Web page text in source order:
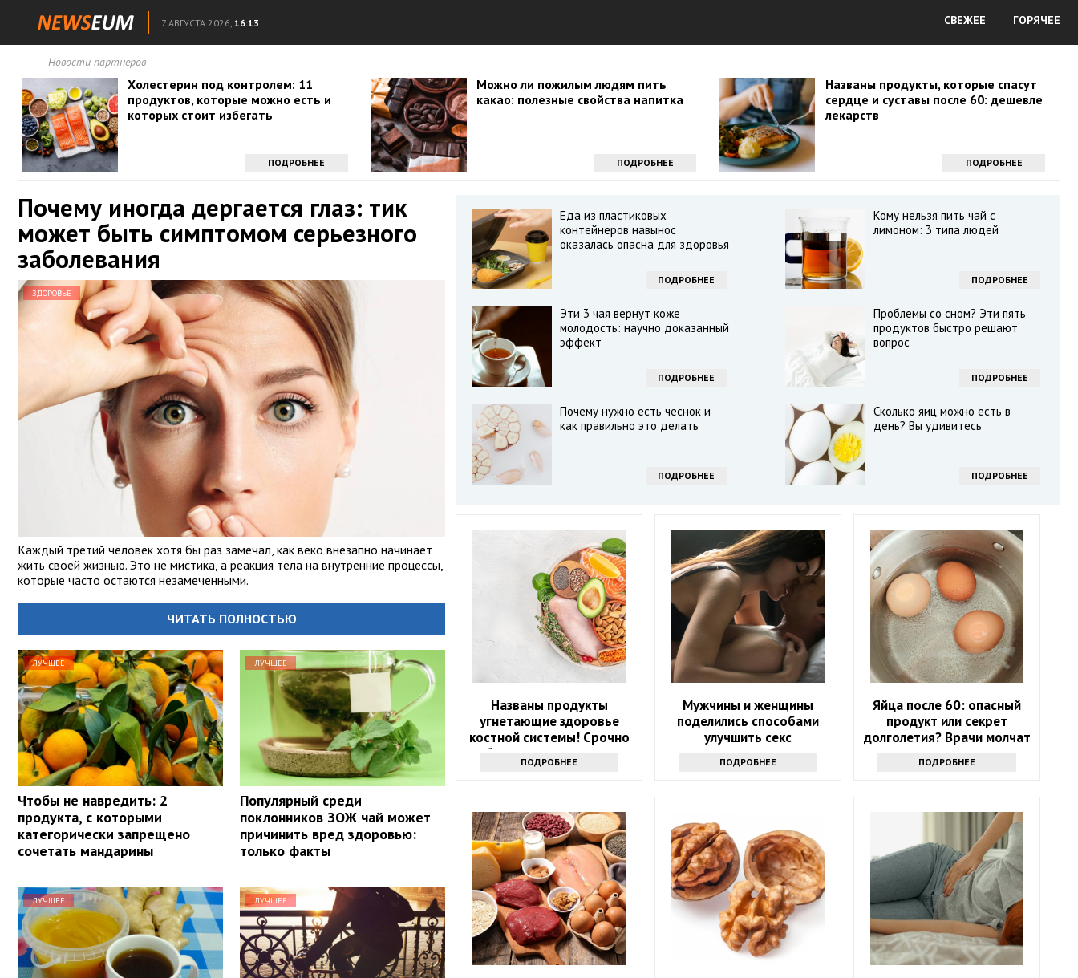
7 АВГУСТА 2026, 16:13 СВЕЖЕЕ ГОРЯЧЕЕ
Новости партнеров
Холестерин под контролем: 11
продуктов, которые можно есть и
которых стоит избегать
ПОДРОБНЕЕ
Можно ли пожилым людям пить
какао: полезные свойства напитка
ПОДРОБНЕЕ
Названы продукты, которые спасут
сердце и суставы после 60: дешевле
лекарств
ПОДРОБНЕЕ
Почему иногда дергается глаз: тик
может быть симптомом серьезного
заболевания
ЗДОРОВЬЕ
Каждый третий человек хотя бы раз замечал, как веко внезапно начинает
жить своей жизнью. Это не мистика, а реакция тела на внутренние процессы,
которые часто остаются незамеченными.
ЧИТАТЬ ПОЛНОСТЬЮ
ЛУЧШЕЕ
Чтобы не навредить: 2
продукта, с которыми
категорически запрещено
сочетать мандарины
ЛУЧШЕЕ
Популярный среди
поклонников ЗОЖ чай может
причинить вред здоровью:
только факты
ЛУЧШЕЕ ЛУЧШЕЕ
Еда из пластиковых
контейнеров навынос
оказалась опасна для здоровья
ПОДРОБНЕЕ
Кому нельзя пить чай с
лимоном: 3 типа людей
ПОДРОБНЕЕ
Эти 3 чая вернут коже
молодость: научно доказанный
эффект
ПОДРОБНЕЕ
Проблемы со сном? Эти пять
продуктов быстро решают
вопрос
ПОДРОБНЕЕ
Почему нужно есть чеснок и
как правильно это делать
ПОДРОБНЕЕ
Сколько яиц можно есть в
день? Вы удивитесь
ПОДРОБНЕЕ
Названы продукты
угнетающие здоровье
костной системы! Срочно
уберите их из рациона
ПОДРОБНЕЕ
Мужчины и женщины
поделились способами
улучшить секс
ПОДРОБНЕЕ
Яйца после 60: опасный
продукт или секрет
долголетия? Врачи молчат
ПОДРОБНЕЕ